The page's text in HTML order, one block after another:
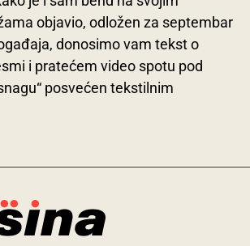
objavio, odložen za septembar
donosimo vam tekst o
i pratećem video spotu pod
posvećen tekstilnim